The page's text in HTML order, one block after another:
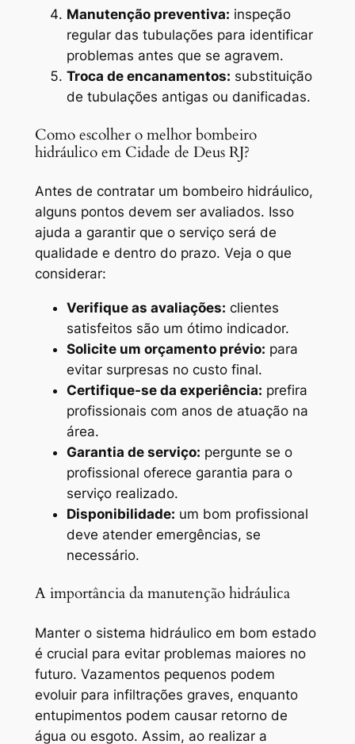
Manutenção preventiva: inspeção
regular das tubulações para identificar
problemas antes que se agravem.
Troca de encanamentos: substituição
de tubulações antigas ou danificadas.
Como escolher o melhor bombeiro
hidráulico em Cidade de Deus RJ?
Antes de contratar um bombeiro hidráulico,
alguns pontos devem ser avaliados. Isso
ajuda a garantir que o serviço será de
qualidade e dentro do prazo. Veja o que
considerar:
Verifique as avaliações: clientes
satisfeitos são um ótimo indicador.
Solicite um orçamento prévio: para
evitar surpresas no custo final.
Certifique-se da experiência: prefira
profissionais com anos de atuação na
área.
Garantia de serviço: pergunte se o
profissional oferece garantia para o
serviço realizado.
Disponibilidade: um bom profissional
deve atender emergências, se
necessário.
A importância da manutenção hidráulica
Manter o sistema hidráulico em bom estado
é crucial para evitar problemas maiores no
futuro. Vazamentos pequenos podem
evoluir para infiltrações graves, enquanto
entupimentos podem causar retorno de
água ou esgoto. Assim, ao realizar a